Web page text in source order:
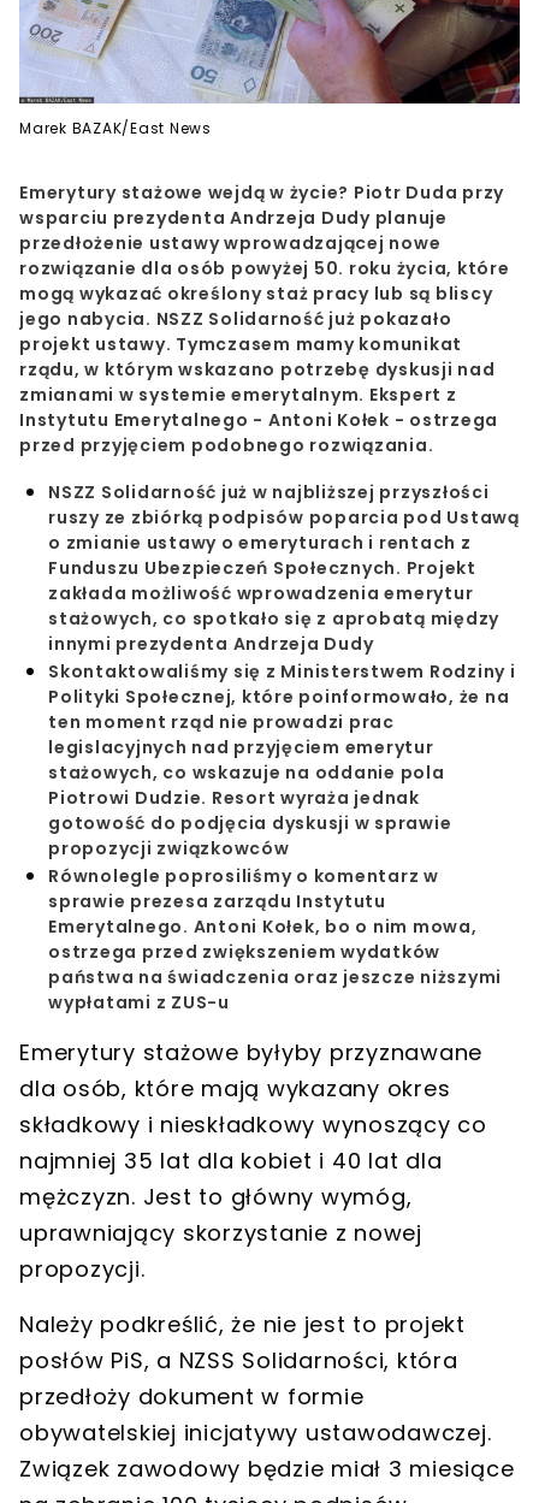
Marek BAZAK/East News
Emerytury stażowe wejdą w życie? Piotr Duda przy
wsparciu prezydenta Andrzeja Dudy planuje
przedłożenie ustawy wprowadzającej nowe
rozwiązanie dla osób powyżej 50. roku życia, które
mogą wykazać określony staż pracy lub są bliscy
jego nabycia. NSZZ Solidarność już pokazało
projekt ustawy. Tymczasem mamy komunikat
rządu, w którym wskazano potrzebę dyskusji nad
zmianami w systemie emerytalnym. Ekspert z
Instytutu Emerytalnego - Antoni Kołek - ostrzega
przed przyjęciem podobnego rozwiązania.
NSZZ Solidarność już w najbliższej przyszłości
ruszy ze zbiórką podpisów poparcia pod Ustawą
o zmianie ustawy o emeryturach i rentach z
Funduszu Ubezpieczeń Społecznych. Projekt
zakłada możliwość wprowadzenia emerytur
stażowych, co spotkało się z aprobatą między
innymi prezydenta Andrzeja Dudy
Skontaktowaliśmy się z Ministerstwem Rodziny i
Polityki Społecznej, które poinformowało, że na
ten moment rząd nie prowadzi prac
legislacyjnych nad przyjęciem emerytur
stażowych, co wskazuje na oddanie pola
Piotrowi Dudzie. Resort wyraża jednak
gotowość do podjęcia dyskusji w sprawie
propozycji związkowców
Równolegle poprosiliśmy o komentarz w
sprawie prezesa zarządu Instytutu
Emerytalnego. Antoni Kołek, bo o nim mowa,
ostrzega przed zwiększeniem wydatków
państwa na świadczenia oraz jeszcze niższymi
wypłatami z ZUS-u
Emerytury stażowe byłyby przyznawane
dla osób, które mają wykazany okres
składkowy i nieskładkowy wynoszący co
najmniej 35 lat dla kobiet i 40 lat dla
mężczyzn. Jest to główny wymóg,
uprawniający skorzystanie z nowej
propozycji.
Należy podkreślić, że nie jest to projekt
posłów PiS, a NZSS Solidarności, która
przedłoży dokument w formie
obywatelskiej inicjatywy ustawodawczej.
Związek zawodowy będzie miał 3 miesiące